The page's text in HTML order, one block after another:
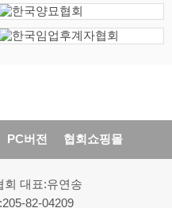
PC버전 협회쇼핑몰
회 대표:유연송
82-04209